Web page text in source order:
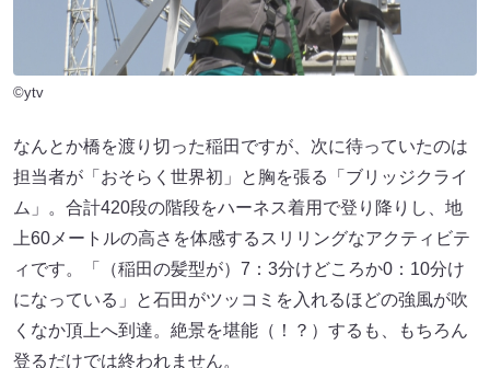
©ytv
なんとか橋を渡り切った稲田ですが、次に待っていたのは
担当者が「おそらく世界初」と胸を張る「ブリッジクライ
ム」。合計420段の階段をハーネス着用で登り降りし、地
上60メートルの高さを体感するスリリングなアクティビテ
ィです。「（稲田の髪型が）7：3分けどころか0：10分け
になっている」と石田がツッコミを入れるほどの強風が吹
くなか頂上へ到達。絶景を堪能（！？）するも、もちろん
登るだけでは終われません。